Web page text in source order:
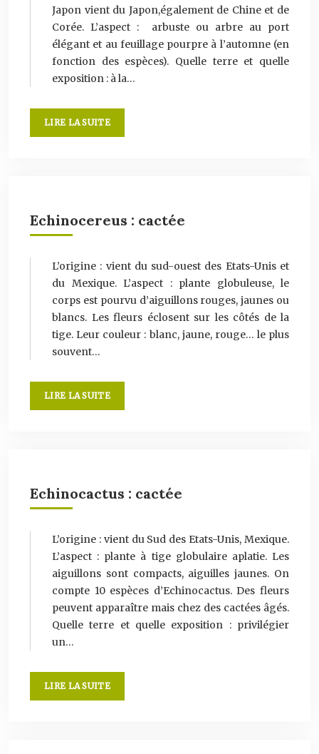
Japon vient du Japon,également de Chine et de
Corée. L’aspect : arbuste ou arbre au port
élégant et au feuillage pourpre à l’automne (en
fonction des espèces). Quelle terre et quelle
exposition : à la…
LIRE LA SUITE
Echinocereus : cactée
L’origine : vient du sud-ouest des Etats-Unis et
du Mexique. L’aspect : plante globuleuse, le
corps est pourvu d’aiguillons rouges, jaunes ou
blancs. Les fleurs éclosent sur les côtés de la
tige. Leur couleur : blanc, jaune, rouge… le plus
souvent…
LIRE LA SUITE
Echinocactus : cactée
L’origine : vient du Sud des Etats-Unis, Mexique.
L’aspect : plante à tige globulaire aplatie. Les
aiguillons sont compacts, aiguilles jaunes. On
compte 10 espèces d’Echinocactus. Des fleurs
peuvent apparaître mais chez des cactées âgés.
Quelle terre et quelle exposition : privilégier
un…
LIRE LA SUITE